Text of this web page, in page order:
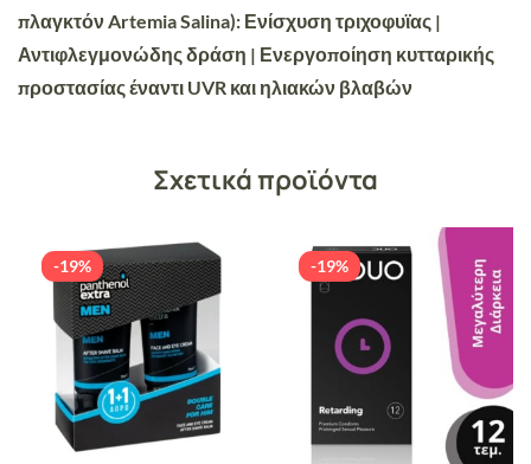
πλαγκτόν Artemia Salina): Ενίσχυση τριχοφυϊας |
Αντιφλεγμονώδης δράση | Ενεργοποίηση κυτταρικής
προστασίας έναντι UVR και ηλιακών βλαβών
Σχετικά προϊόντα
-19% -19%